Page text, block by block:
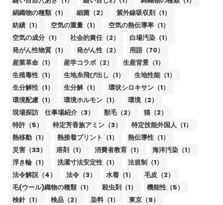
絹織物の種類（1）
細菌（2）
紫外線吸収剤（1）
紡績（1）
空気の重量（1）
空気の熱伝導率（1）
空気の成分（1）
社会的責任（2）
白場汚染（1）
発がん性物質（1）
発がん性（2）
用語（70）
産業革命（1）
産学コラボ（2）
生産背景（1）
生殖毒性（1）
生地糸飛び出し（1）
生地性能（1）
生分解性（1）
生分解（1）
環状シロキサン（1）
環境配慮（1）
環境ホルモン（1）
環境（2）
現場探訪 仕事場紹介（3）
獣毛（2）
猫（2）
特許（5）
特定芳香族アミン（3）
特定技能外国人（1）
熱移動（1）
熱接着プリント（1）
熱伝導性（1）
災害（33）
溶剤（1） 消費者教育（1）
海洋汚染（1）
浮き輪（1）
洗濯寸法安定性（1）
法規制（1）
法令解説（4）
法令（3） 水着（1）
毛皮（2）
毛(ウール)織物の種類（1）
殺虫剤（1）
機能性（5）
検針（1）
検品（2） 染料（1）
東京（9）